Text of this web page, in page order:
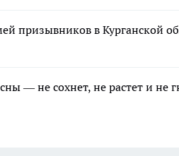
призывников в Курганской
— не сохнет, не растет и